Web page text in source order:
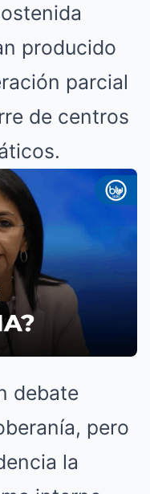
producido
parcial
de centros
debate
pero
la